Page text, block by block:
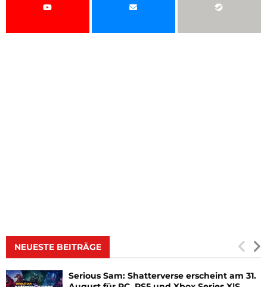
NEUESTE BEITRÄGE
Serious Sam: Shatterverse erscheint am 31.